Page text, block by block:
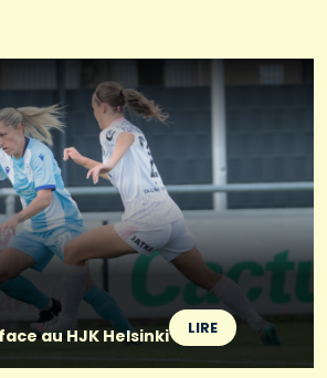
au HJK Helsinki
LIRE